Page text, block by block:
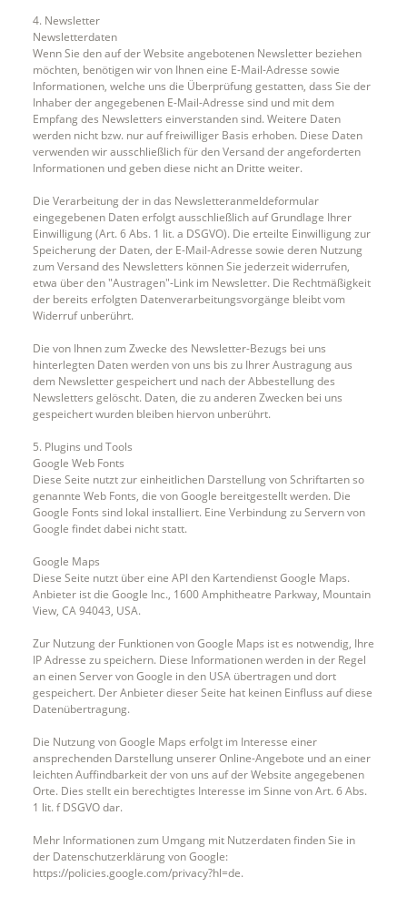
4. Newsletter
Newsletterdaten
Wenn Sie den auf der Website angebotenen Newsletter beziehen
möchten, benötigen wir von Ihnen eine E-Mail-Adresse sowie
Informationen, welche uns die Überprüfung gestatten, dass Sie der
Inhaber der angegebenen E-Mail-Adresse sind und mit dem
Empfang des Newsletters einverstanden sind. Weitere Daten
werden nicht bzw. nur auf freiwilliger Basis erhoben. Diese Daten
verwenden wir ausschließlich für den Versand der angeforderten
Informationen und geben diese nicht an Dritte weiter.
Die Verarbeitung der in das Newsletteranmeldeformular
eingegebenen Daten erfolgt ausschließlich auf Grundlage Ihrer
Einwilligung (Art. 6 Abs. 1 lit. a DSGVO). Die erteilte Einwilligung zur
Speicherung der Daten, der E-Mail-Adresse sowie deren Nutzung
zum Versand des Newsletters können Sie jederzeit widerrufen,
etwa über den "Austragen"-Link im Newsletter. Die Rechtmäßigkeit
der bereits erfolgten Datenverarbeitungsvorgänge bleibt vom
Widerruf unberührt.
Die von Ihnen zum Zwecke des Newsletter-Bezugs bei uns
hinterlegten Daten werden von uns bis zu Ihrer Austragung aus
dem Newsletter gespeichert und nach der Abbestellung des
Newsletters gelöscht. Daten, die zu anderen Zwecken bei uns
gespeichert wurden bleiben hiervon unberührt.
5. Plugins und Tools
Google Web Fonts
Diese Seite nutzt zur einheitlichen Darstellung von Schriftarten so
genannte Web Fonts, die von Google bereitgestellt werden. Die
Google Fonts sind lokal installiert. Eine Verbindung zu Servern von
Google findet dabei nicht statt.
Google Maps
Diese Seite nutzt über eine API den Kartendienst Google Maps.
Anbieter ist die Google Inc., 1600 Amphitheatre Parkway, Mountain
View, CA 94043, USA.
Zur Nutzung der Funktionen von Google Maps ist es notwendig, Ihre
IP Adresse zu speichern. Diese Informationen werden in der Regel
an einen Server von Google in den USA übertragen und dort
gespeichert. Der Anbieter dieser Seite hat keinen Einfluss auf diese
Datenübertragung.
Die Nutzung von Google Maps erfolgt im Interesse einer
ansprechenden Darstellung unserer Online-Angebote und an einer
leichten Auffindbarkeit der von uns auf der Website angegebenen
Orte. Dies stellt ein berechtigtes Interesse im Sinne von Art. 6 Abs.
1 lit. f DSGVO dar.
Mehr Informationen zum Umgang mit Nutzerdaten finden Sie in
der Datenschutzerklärung von Google:
https://policies.google.com/privacy?hl=de.